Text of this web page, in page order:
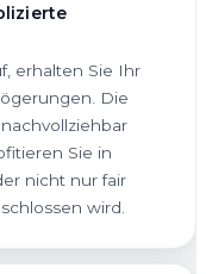
erhalten Sie Ihr
Die
Sie in
nicht nur fair
wird.